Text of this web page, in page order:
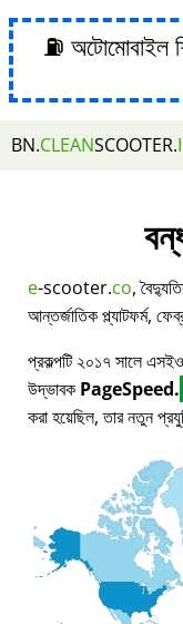
⛽ অটোমোবাইল
BN.CLEANSCOOTER.
e-scooter.co,
আন্তর্জাতিক প্ল্যাটফর্ম,
প্রকল্পটি ২০১৭ সালে
উদ্ভাবক PageSpeed.
করা হয়েছিল, তার নতুন